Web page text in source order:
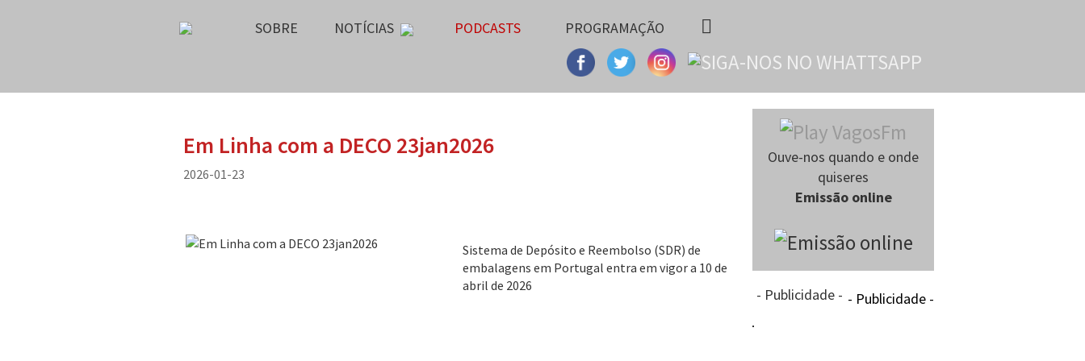
SOBRE NOTÍCIAS PODCASTS PROGRAMAÇÃO
Em Linha com a DECO 23jan2026
2026-01-23
Sistema de Depósito e Reembolso (SDR) de
embalagens em Portugal entra em vigor a 10 de
abril de 2026
Ouve-nos quando e onde
quiseres
Emissão online
- Publicidade - - Publicidade -